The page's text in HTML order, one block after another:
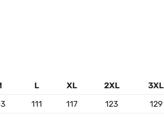
L XL 2XL
3XL
111 117 123
129